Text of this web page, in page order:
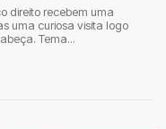
direito recebem uma
uma curiosa visita logo
Tema...